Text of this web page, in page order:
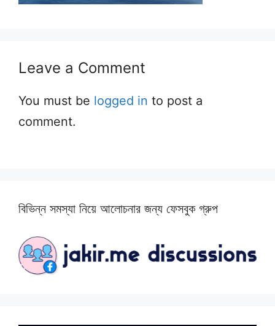
Leave a Comment
You must be logged in to post a
comment.
বিভিন্ন সমস্যা নিয়ে আলোচনার জন্য ফেসবুক গ্রুপ